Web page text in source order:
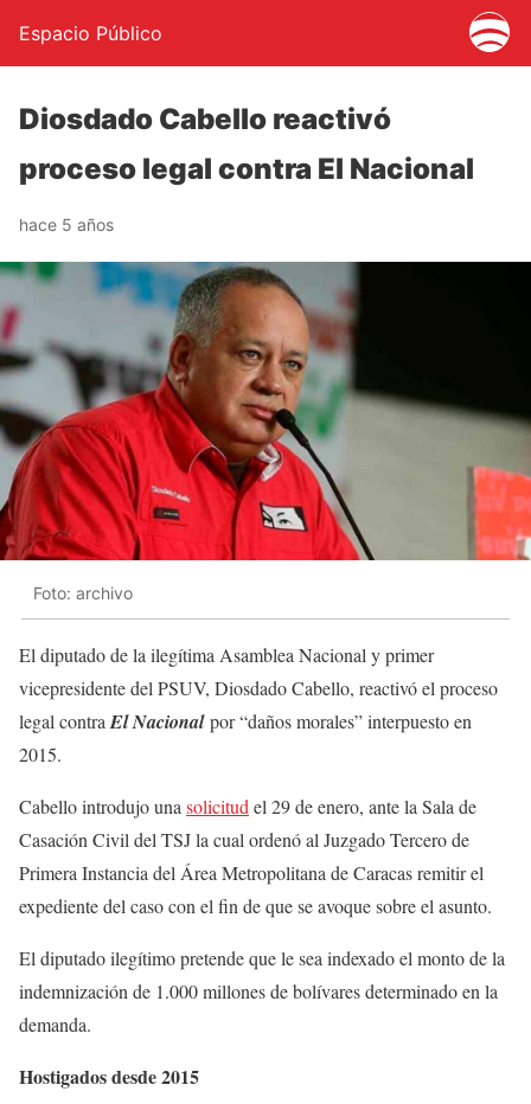
Espacio Público
Diosdado Cabello reactivó
proceso legal contra El Nacional
hace 5 años
Foto: archivo
El diputado de la ilegítima Asamblea Nacional y primer
vicepresidente del PSUV, Diosdado Cabello, reactivó el proceso
legal contra El Nacional por “daños morales” interpuesto en
2015.
Cabello introdujo una solicitud el 29 de enero, ante la Sala de
Casación Civil del TSJ la cual ordenó al Juzgado Tercero de
Primera Instancia del Área Metropolitana de Caracas remitir el
expediente del caso con el fin de que se avoque sobre el asunto.
El diputado ilegítimo pretende que le sea indexado el monto de la
indemnización de 1.000 millones de bolívares determinado en la
demanda.
Hostigados desde 2015